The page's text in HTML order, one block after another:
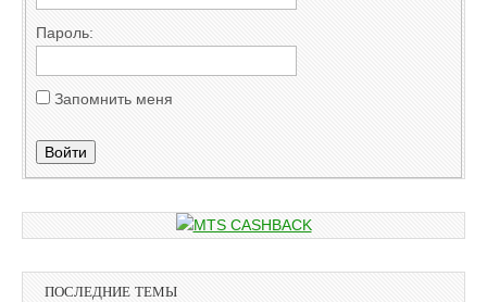
Пароль:
Запомнить меня
Войти
ПОСЛЕДНИЕ ТЕМЫ